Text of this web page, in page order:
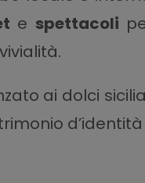
e spettacoli
ai dolci